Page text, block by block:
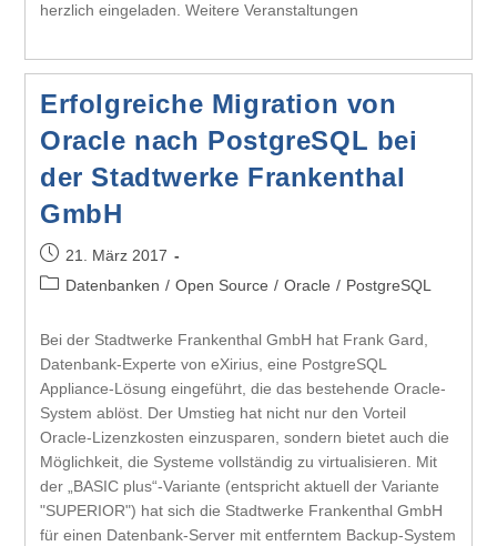
herzlich eingeladen. Weitere Veranstaltungen
Erfolgreiche Migration von
Oracle nach PostgreSQL bei
der Stadtwerke Frankenthal
GmbH
21. März 2017
Datenbanken / Open Source / Oracle / PostgreSQL
Bei der Stadtwerke Frankenthal GmbH hat Frank Gard,
Datenbank-Experte von eXirius, eine PostgreSQL
Appliance-Lösung eingeführt, die das bestehende Oracle-
System ablöst. Der Umstieg hat nicht nur den Vorteil
Oracle-Lizenzkosten einzusparen, sondern bietet auch die
Möglichkeit, die Systeme vollständig zu virtualisieren. Mit
der „BASIC plus“-Variante (entspricht aktuell der Variante
"SUPERIOR") hat sich die Stadtwerke Frankenthal GmbH
für einen Datenbank-Server mit entferntem Backup-System